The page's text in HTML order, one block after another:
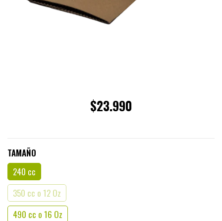
$23.990
TAMAÑO
240 cc
350 cc o 12 Oz
490 cc o 16 Oz